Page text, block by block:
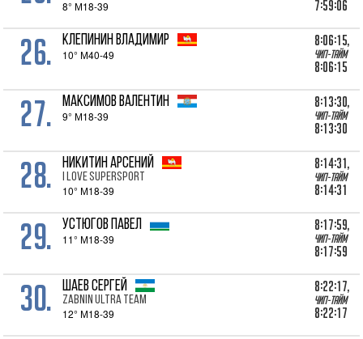
8° М18-39 7:59:06
26. КЛЕПИНИН Владимир
10° М40-49
8:06:15,
Чип-тайм
8:06:15
27. МАКСИМОВ Валентин
9° М18-39
8:13:30,
Чип-тайм
8:13:30
28. НИКИТИН Арсений
I Love Supersport
10° М18-39
8:14:31,
Чип-тайм
8:14:31
29. УСТЮГОВ Павел
11° М18-39
8:17:59,
Чип-тайм
8:17:59
30. ШАЕВ Сергей
Zabnin Ultra Team
12° М18-39
8:22:17,
Чип-тайм
8:22:17